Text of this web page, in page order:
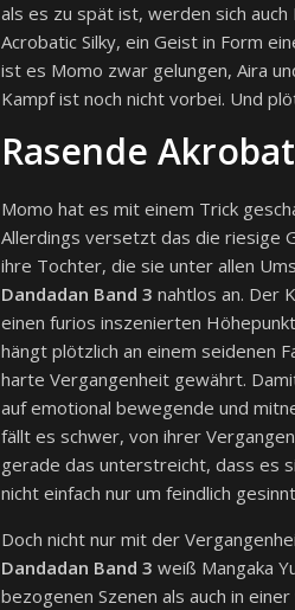
als es zu spät ist, werden sich
Acrobatic Silky, ein Geist in Form
ist es Momo zwar gelungen, Aira
Kampf ist noch nicht vorbei. Und
Rasende
Momo hat es mit einem Trick
Allerdings versetzt das die riesige
ihre Tochter, die sie unter allen
Dandadan Band 3 nahtlos an. Der
einen furios inszenierten
hängt plötzlich an einem seidenen
harte Vergangenheit gewährt.
auf emotional bewegende und
fällt es schwer, von ihrer
gerade das unterstreicht, dass es
nicht einfach nur um feindlich
Doch nicht nur mit der
Dandadan Band 3 weiß Mangaka
bezogenen Szenen als auch in